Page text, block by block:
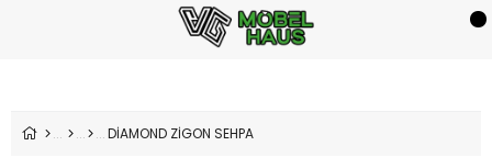
DİAMOND ZİGON SEHPA